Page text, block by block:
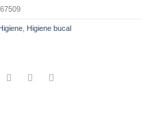
Higiene, Higiene bucal